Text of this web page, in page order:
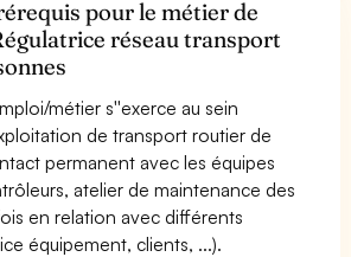
pour le métier de
réseau transport
métier s''exerce au sein
de transport routier de
permanent avec les équipes
atelier de maintenance des
en relation avec différents
équipement, clients, ...).